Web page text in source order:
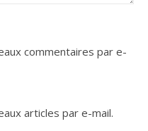
commentaires par e-
articles par e-mail.